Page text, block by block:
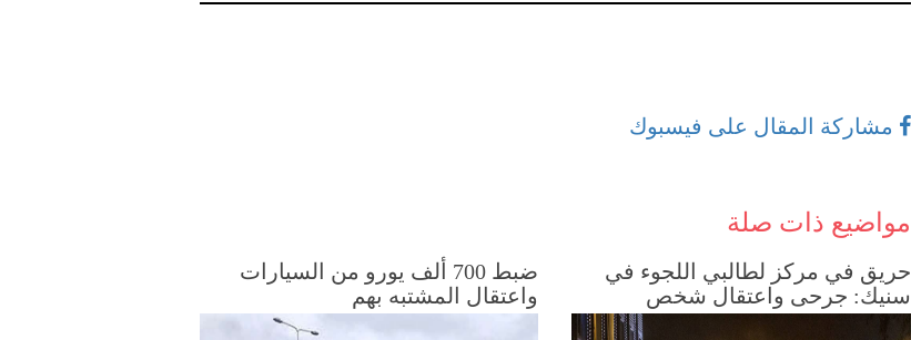
مشاركة المقال على فيسبوك
مواضيع ذات صلة
حريق في مركز لطالبي اللجوء في
سنيك: جرحى واعتقال شخص
ضبط 700 ألف يورو من السيارات
واعتقال المشتبه بهم